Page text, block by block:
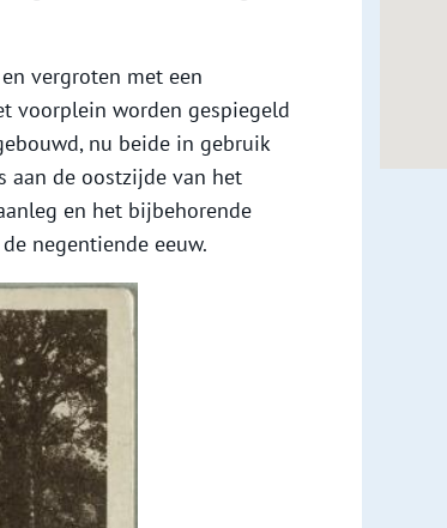
vergroten met een
voorplein worden gespiegeld
nu beide in gebruik
aan de oostzijde van het
en het bijbehorende
negentiende eeuw.